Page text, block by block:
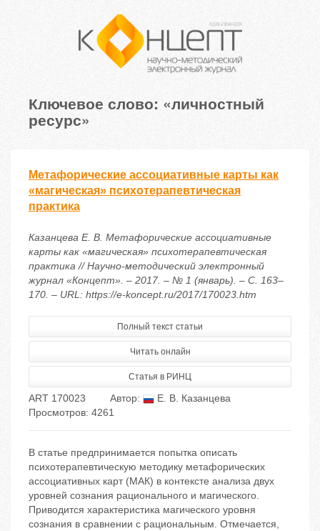
Ключевое слово: «личностный
ресурс»
Метафорические ассоциативные карты как
«магическая» психотерапевтическая
практика
Казанцева Е. В. Метафорические ассоциативные
карты как «магическая» психотерапевтическая
практика // Научно-методический электронный
журнал «Концепт». – 2017. – № 1 (январь). – С. 163–
170. – URL: https://e-koncept.ru/2017/170023.htm
Полный текст статьи
Читать онлайн
Статья в РИНЦ
ART 170023 Автор:
Е. В. Казанцева
Просмотров: 4261
В статье предпринимается попытка описать
психотерапевтическую методику метафорических
ассоциативных карт (МАК) в контексте анализа двух
уровней сознания рационального и магического.
Приводится характеристика магического уровня
сознания в сравнении с рациональным. Отмечается,